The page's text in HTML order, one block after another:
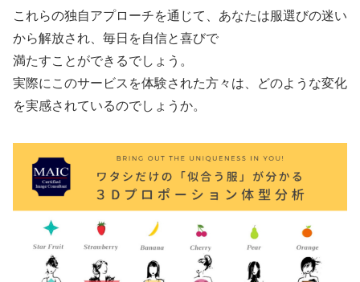
これらの独自アプローチを通じて、あなたは服選びの迷い
から解放され、毎日を自信と喜びで
満たすことができるでしょう。
実際にこのサービスを体験された方々は、どのような変化
を実感されているのでしょうか。